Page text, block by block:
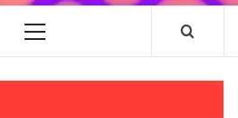
Menú